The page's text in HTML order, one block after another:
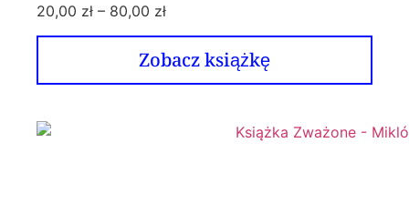
20,00 zł – 80,00 zł
Zobacz książkę